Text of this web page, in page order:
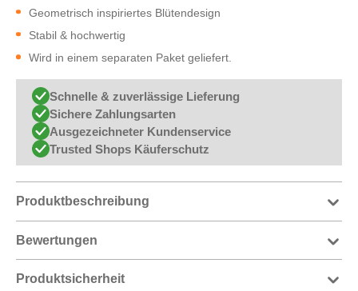
Geometrisch inspiriertes Blütendesign
Stabil & hochwertig
Wird in einem separaten Paket geliefert.
Schnelle & zuverlässige Lieferung
Sichere Zahlungsarten
Ausgezeichneter Kundenservice
Trusted Shops Käuferschutz
Produktbeschreibung
Bewertungen
Produktsicherheit